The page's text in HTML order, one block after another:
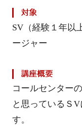
SV （経験１年以
ージャー
コールセンター
と思っているＳ
す。